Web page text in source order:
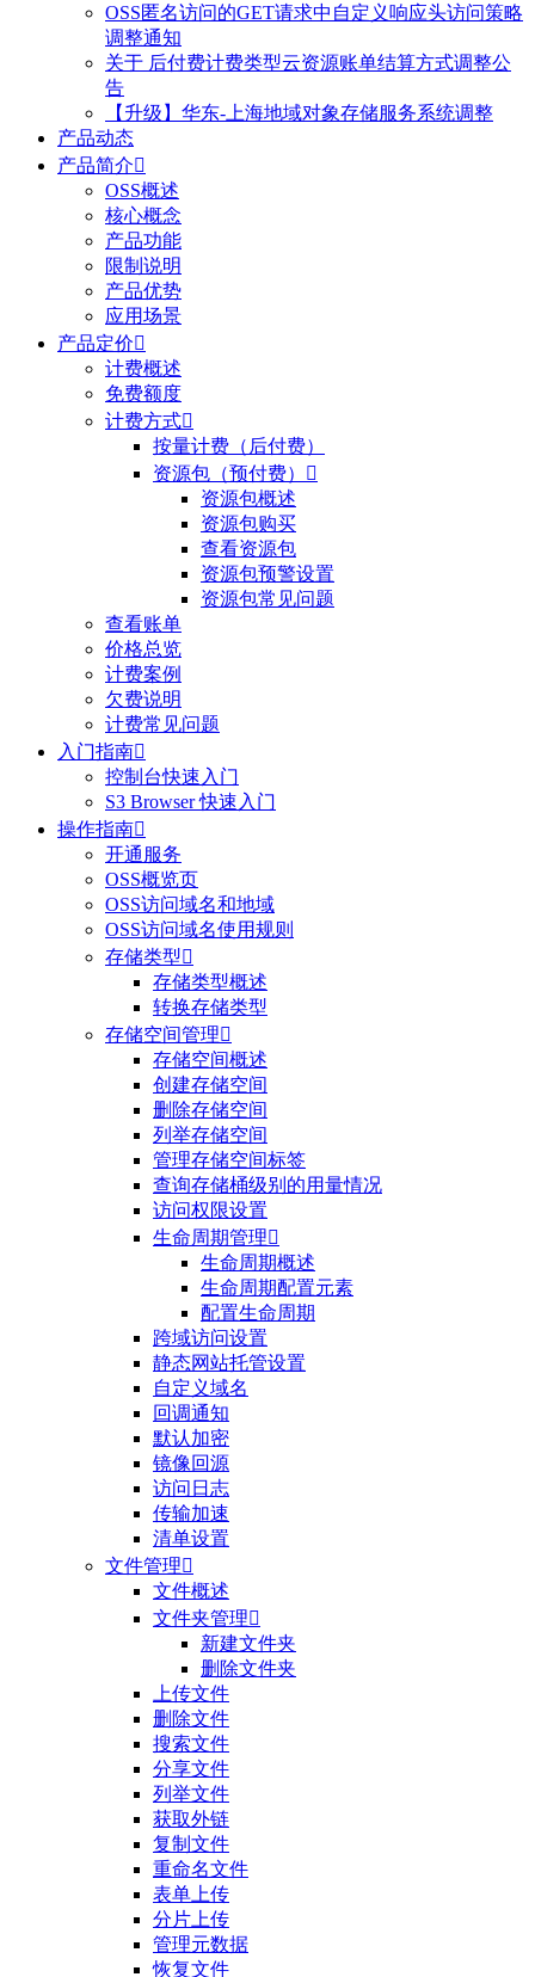
OSS匿名访问的GET请求中自定义响应头访问策略
调整通知
关于 后付费计费类型云资源账单结算方式调整公
告
【升级】华东-上海地域对象存储服务系统调整
产品动态
产品简介
OSS概述
核心概念
产品功能
限制说明
产品优势
应用场景
产品定价
计费概述
免费额度
计费方式
按量计费（后付费）
资源包（预付费）

资源包概述
资源包购买
查看资源包
资源包预警设置
资源包常见问题
查看账单
价格总览
计费案例
欠费说明
计费常见问题
入门指南
控制台快速入门
S3 Browser 快速入门
操作指南
开通服务
OSS概览页
OSS访问域名和地域
OSS访问域名使用规则
存储类型
存储类型概述
转换存储类型
存储空间管理
存储空间概述
创建存储空间
删除存储空间
列举存储空间
管理存储空间标签
查询存储桶级别的用量情况
访问权限设置
生命周期管理
生命周期概述
生命周期配置元素
配置生命周期
跨域访问设置
静态网站托管设置
自定义域名
回调通知
默认加密
镜像回源
访问日志
传输加速
清单设置
文件管理
文件概述
文件夹管理
新建文件夹
删除文件夹
上传文件
删除文件
搜索文件
分享文件
列举文件
获取外链
复制文件
重命名文件
表单上传
分片上传
管理元数据
恢复文件